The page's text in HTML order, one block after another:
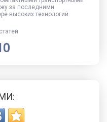
за последними
высоких технологий.